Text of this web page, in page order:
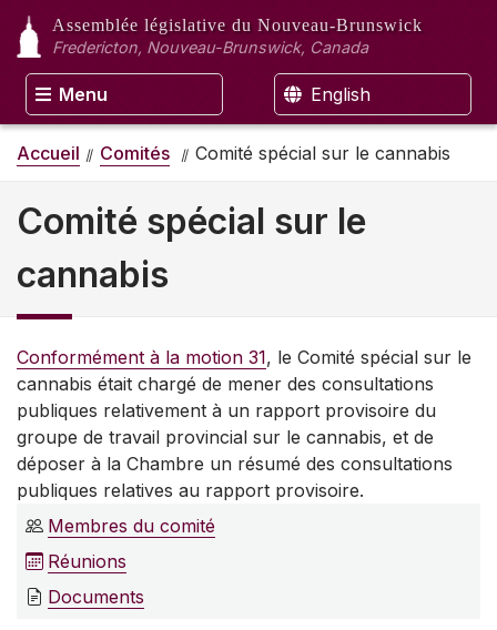
Assemblée législative du Nouveau-Brunswick
Fredericton, Nouveau-Brunswick, Canada
Menu English
Accueil Comités Comité spécial sur le cannabis
Comité spécial sur le
cannabis
Conformément à la motion 31, le Comité spécial sur le
cannabis était chargé de mener des consultations
publiques relativement à un rapport provisoire du
groupe de travail provincial sur le cannabis, et de
déposer à la Chambre un résumé des consultations
publiques relatives au rapport provisoire.
Membres du comité
Réunions
Documents